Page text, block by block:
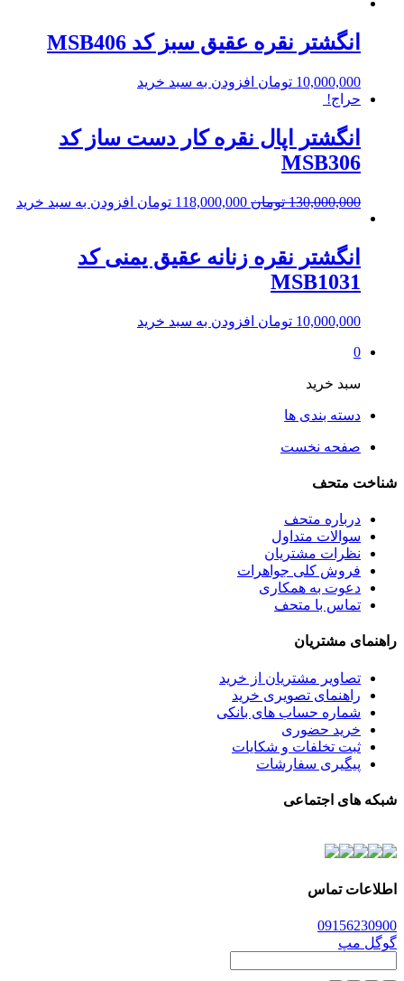
انگشتر نقره عقیق سبز کد MSB406
10,000,000 تومان افزودن به سبد خرید
حراج!
انگشتر اپال نقره کار دست ساز کد
MSB306
130,000,000 تومان 118,000,000 تومان افزودن به سبد خرید
انگشتر نقره زنانه عقیق یمنی کد
MSB1031
10,000,000 تومان افزودن به سبد خرید
0
سبد خرید
دسته بندی ها
صفحه نخست
شناخت متحف
درباره متحف
سوالات متداول
نظرات مشتریان
فروش کلی جواهرات
دعوت به همکاری
تماس با متحف
راهنمای مشتریان
تصاویر مشتریان از خرید
راهنمای تصویری خرید
شماره حساب های بانکی
خرید حضوری
ثبت تخلفات و شکایات
پیگیری سفارشات
شبکه های اجتماعی
اطلاعات تماس
09156230900
گوگل مپ